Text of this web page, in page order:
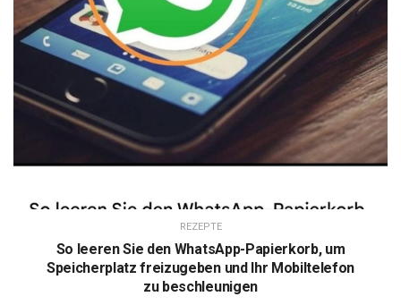
REZEPTE
So leeren Sie den WhatsApp-Papierkorb, um
Speicherplatz freizugeben und Ihr Mobiltelefon
zu beschleunigen